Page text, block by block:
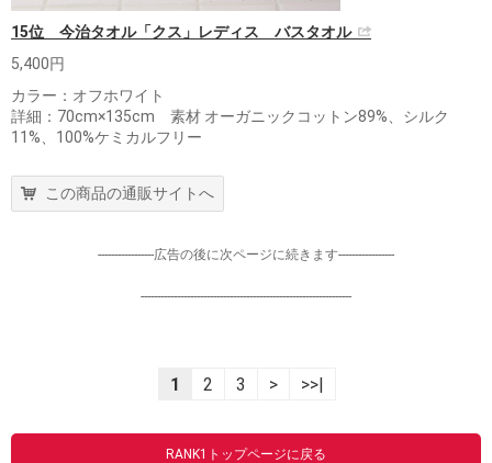
15位 今治タオル「クス」レディス バスタオル
5,400円
カラー：オフホワイト
詳細：70cm×135cm 素材 オーガニックコットン89%、シルク
11%、100%ケミカルフリー
この商品の通販サイトへ
-----------------広告の後に次ページに続きます-----------------
----------------------------------------------------------------
1 2 3 > >>|
RANK1トップページに戻る